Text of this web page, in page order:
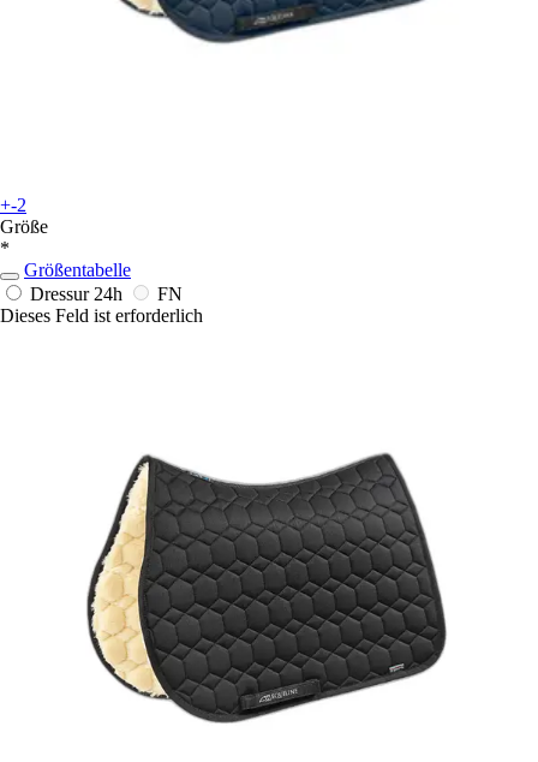
+-2
Größe
*
Größentabelle
Dressur 24h
FN
Dieses Feld ist erforderlich